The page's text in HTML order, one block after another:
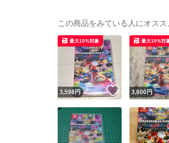
この商品をみている人にオスス
3,598円 いいね！
最大10%対象
3,600円
最大10%対